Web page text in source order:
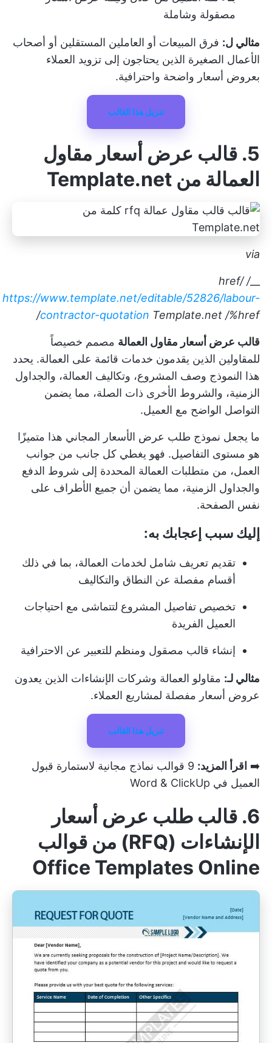
مصقولة وشاملة
مثالي ل: فرق المبيعات أو العاملين المستقلين أو أصحاب
الأعمال الصغيرة الذين يحتاجون إلى تزويد العملاء
بعروض أسعار واضحة واحترافية.
تنزيل هذا القالب
5. قالب عرض أسعار مقاول
العمالة من Template.net
via
__
/ href/
https://www.template.net/editable/52826/labour-
contractor-quotation Template.net /%href/
قالب عرض أسعار مقاول العمالة مصمم خصيصاً
للمقاولين الذين يقدمون خدمات قائمة على العمالة. يحدد
هذا النموذج وصف المشروع، وتكاليف العمالة، والجداول
الزمنية، والشروط الأخرى ذات الصلة، مما يضمن
التواصل الواضح مع العميل.
ما يجعل نموذج طلب عرض الأسعار المجاني هذا متميزًا
هو مستوى التفاصيل. فهو يغطي كل جانب من جوانب
العمل، من متطلبات العمالة المحددة إلى شروط الدفع
والجداول الزمنية، مما يضمن أن جميع الأطراف على
نفس الصفحة.
إليك سبب إعجابك به:
تقديم تعريف شامل لخدمات العمالة، بما في ذلك
أقسام مفصلة عن النطاق والتكاليف
تخصيص تفاصيل المشروع لتتماشى مع احتياجات
العميل الفريدة
إنشاء قالب مصقول ومنظم للتعبير عن الاحترافية
مثالي لـ: مقاولو العمالة وشركات الإنشاءات الذين يعدون
عروض أسعار مفصلة لمشاريع العملاء.
تنزيل هذا القالب
➡️ اقرأ المزيد:
9 قوالب نماذج مجانية لاستمارة قبول
العميل في Word & ClickUp
6. قالب طلب عرض أسعار
الإنشاءات (RFQ) من قوالب
Office Templates Online